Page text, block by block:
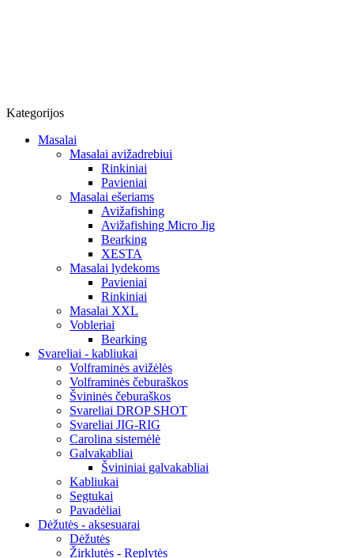
Kategorijos
Masalai
Masalai avižadrebiui
Rinkiniai
Pavieniai
Masalai ešeriams
Avižafishing
Avižafishing Micro Jig
Bearking
XESTA
Masalai lydekoms
Pavieniai
Rinkiniai
Masalai XXL
Vobleriai
Bearking
Svareliai - kabliukai
Volframinės avižėlės
Volframinės čeburaškos
Švininės čeburaškos
Svareliai DROP SHOT
Svareliai JIG-RIG
Carolina sistemėlė
Galvakabliai
Švininiai galvakabliai
Kabliukai
Segtukai
Pavadėliai
Dėžutės - aksesuarai
Dėžutės
Žirklutės - Replytės